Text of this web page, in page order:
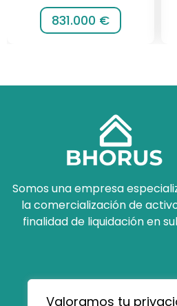
Valoramos tu
831.000 €
Somos una empresa
la comercialización de
finalidad de liquidación en